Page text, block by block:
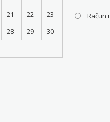
21 22
23
28 29
30
Račun